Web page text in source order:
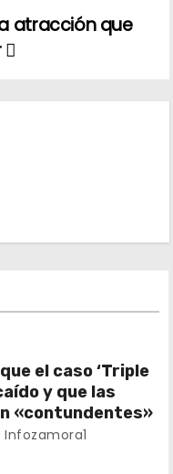
atracción que
el caso ‘Triple
y que las
«contundentes»
Infozamora1